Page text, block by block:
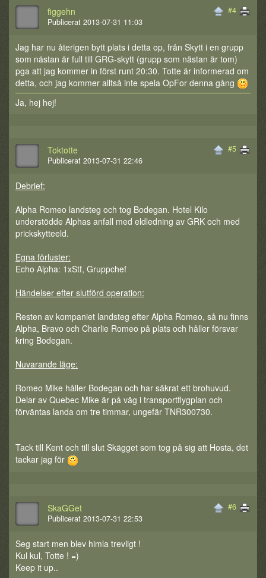
#4
figgehn
Publicerat 2013-07-31 11:03
Jag har nu återigen bytt plats i detta op, från Skytt i en grupp
som nästan är full till GRG-skytt (grupp som nästan är tom)
pga att jag kommer in först runt 20:30. Totte är informerad om
detta, och jag kommer alltså inte spela OpFor denna gång
Ja, hej hej!
#5
Toktotte
Publicerat 2013-07-31 22:46
Debrief:
Alpha Romeo landsteg och tog Bodegan. Hotel Kilo
understödde Alphas anfall med eldledning av GRK och med
prickskytteeld.
Egna förluster:
Echo Alpha: 1xStf, Gruppchef
Händelser efter slutförd operation:
Resten av kompaniet landsteg efter Alpha Romeo, så nu finns
Alpha, Bravo och Charlie Romeo på plats och håller försvar
kring Bodegan.
Nuvarande läge:
Romeo Mike håller Bodegan och har säkrat ett brohuvud.
Delar av Quebec Mike är på väg i transportflygplan och
förväntas landa om tre timmar, ungefär TNR300730.
Tack till Kent och till slut Skägget som tog på sig att Hosta, det
tackar jag för
#6
SkaGGet
Publicerat 2013-07-31 22:53
Seg start men blev himla trevligt !
Kul kul, Totte ! =)
Keep it up..